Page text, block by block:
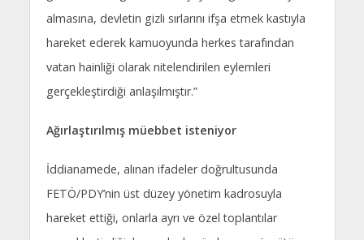
almasına, devletin gizli sırlarını ifşa etmek kastıyla
hareket ederek kamuoyunda herkes tarafından
vatan hainliği olarak nitelendirilen eylemleri
gerçekleştirdiği anlaşılmıştır.”
Ağırlaştırılmış müebbet isteniyor
İddianamede, alınan ifadeler doğrultusunda
FETÖ/PDY’nin üst düzey yönetim kadrosuyla
hareket ettiği, onlarla ayrı ve özel toplantılar